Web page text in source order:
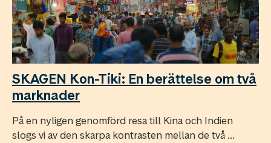
SKAGEN Kon-Tiki: En berättelse om två
marknader
På en nyligen genomförd resa till Kina och Indien
slogs vi av den skarpa kontrasten mellan de två ...